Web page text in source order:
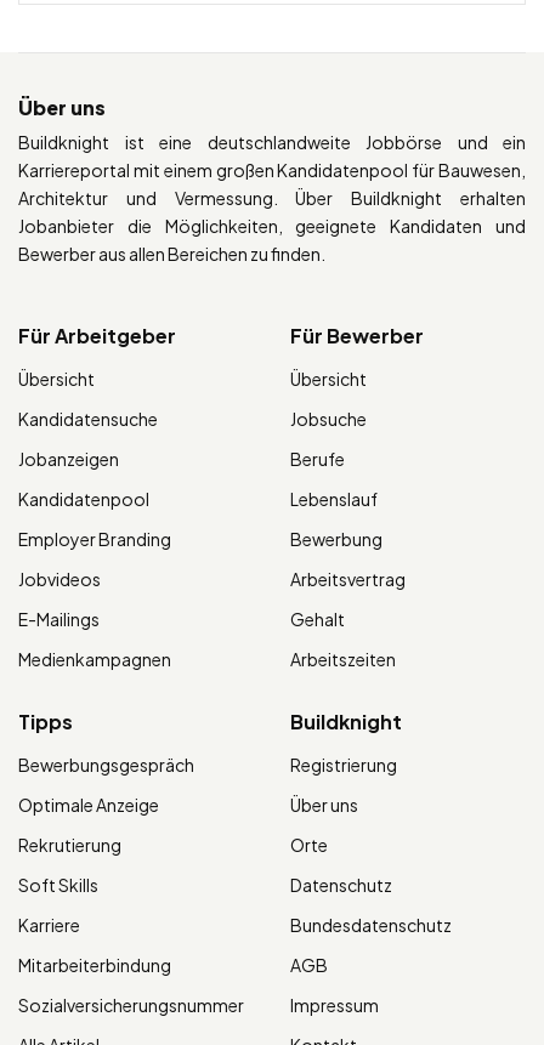
Über uns
Buildknight ist eine deutschlandweite Jobbörse und ein
Karriereportal mit einem großen Kandidatenpool für Bauwesen,
Architektur und Vermessung. Über Buildknight erhalten
Jobanbieter die Möglichkeiten, geeignete Kandidaten und
Bewerber aus allen Bereichen zu finden.
Für Arbeitgeber
Übersicht
Kandidatensuche
Jobanzeigen
Kandidatenpool
Employer Branding
Jobvideos
E-Mailings
Medienkampagnen
Für Bewerber
Übersicht
Jobsuche
Berufe
Lebenslauf
Bewerbung
Arbeitsvertrag
Gehalt
Arbeitszeiten
Tipps
Bewerbungsgespräch
Optimale Anzeige
Rekrutierung
Soft Skills
Karriere
Mitarbeiterbindung
Sozialversicherungsnummer
Buildknight
Registrierung
Über uns
Orte
Datenschutz
Bundesdatenschutz
AGB
Impressum